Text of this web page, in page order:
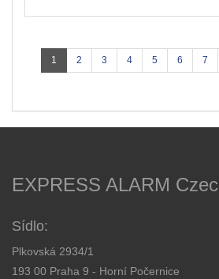
1 2 3 4 5 6 7
EXPRESS ALARM
Sídlo:
Plkovská 2934/1
193 00 Praha 9 - Horní Počernice